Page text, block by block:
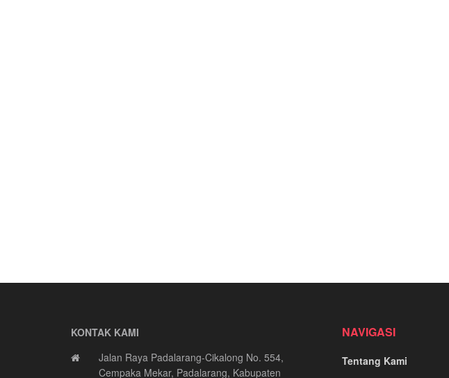
KONTAK KAMI
Jalan Raya Padalarang-Cikalong No. 554,
Cempaka Mekar, Padalarang, Kabupaten
NAVIGASI
Tentang Kami